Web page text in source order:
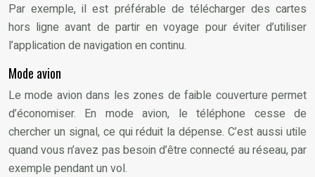
Par exemple, il est préférable de télécharger des cartes
hors ligne avant de partir en voyage pour éviter d’utiliser
l’application de navigation en continu.
Mode avion
Le mode avion dans les zones de faible couverture permet
d’économiser. En mode avion, le téléphone cesse de
chercher un signal, ce qui réduit la dépense. C’est aussi utile
quand vous n’avez pas besoin d’être connecté au réseau, par
exemple pendant un vol.